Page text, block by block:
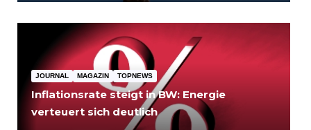
JOURNAL MAGAZIN TOPNEWS
Inflationsrate steigt in BW: Energie
verteuert sich deutlich